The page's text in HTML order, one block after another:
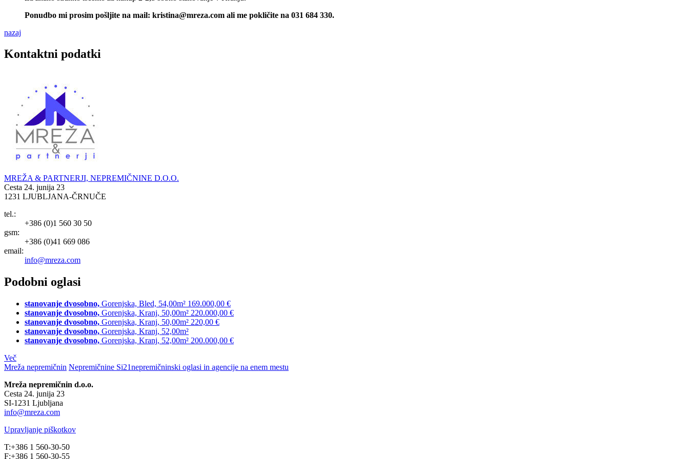
Ponudbo mi prosim pošljite na mail: kristina@mreza.com ali me pokličite na 031 684 330.
nazaj
Kontaktni podatki
MREŽA & PARTNERJI, NEPREMIČNINE D.O.O.
Cesta 24. junija 23
1231 LJUBLJANA-ČRNUČE
tel.:
+386 (0)1 560 30 50
gsm:
+386 (0)41 669 086
email:
info@mreza.com
Podobni oglasi
stanovanje dvosobno, Gorenjska, Bled, 54,00m² 169.000,00 €
stanovanje dvosobno, Gorenjska, Kranj, 50,00m² 220.000,00 €
stanovanje dvosobno, Gorenjska, Kranj, 50,00m² 220,00 €
stanovanje dvosobno, Gorenjska, Kranj, 52,00m²
stanovanje dvosobno, Gorenjska, Kranj, 52,00m² 200.000,00 €
Več
Mreža nepremičnin Nepremičnine Si21nepremičninski oglasi in agencije na enem mestu
Mreža nepremičnin d.o.o.
Cesta 24. junija 23
SI-1231 Ljubljana
info@mreza.com
Upravljanje piškotkov
T:+386 1 560-30-50
F:+386 1 560-30-55